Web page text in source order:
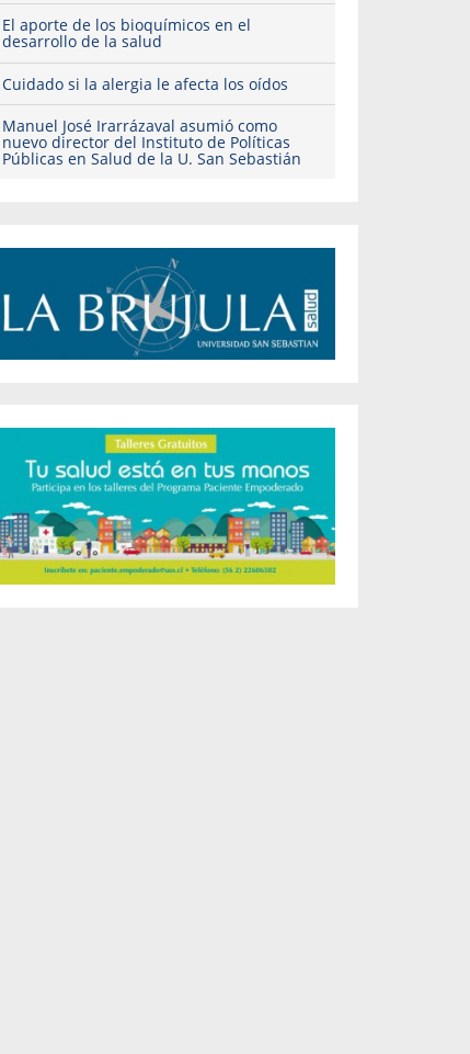
El aporte de los bioquímicos en el
desarrollo de la salud
Cuidado si la alergia le afecta los oídos
Manuel José Irarrázaval asumió como
nuevo director del Instituto de Políticas
Públicas en Salud de la U. San Sebastián